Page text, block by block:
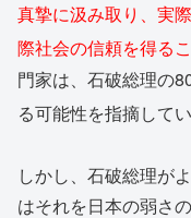
真摯に汲み取り、実
際社会の信頼を得る
門家は、石破総理の
る可能性を指摘して
しかし、石破総理が
はそれを日本の弱さ